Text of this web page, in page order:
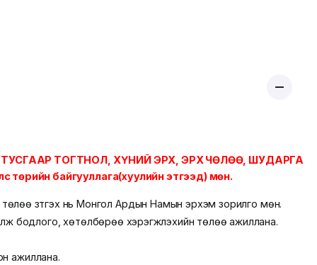
ТУСГААР ТОГТНОЛ, ХҮНИЙ ЭРХ, ЭРХ ЧӨЛӨӨ, ШУДАРГА
байгууллага(хуулийн этгээд) мөн.
төлөө зүтгэх нь Монгол Ардын Намын эрхэм зорилго мөн.
бодлого, хөтөлбөрөө хэрэгжүүлэхийн төлөө ажиллана.
ажиллана.